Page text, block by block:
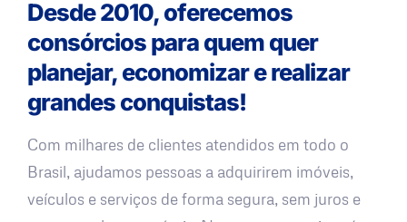
Desde 2010, oferecemos
consórcios para quem quer
planejar, economizar e realizar
grandes conquistas!
Com milhares de clientes atendidos em todo o
Brasil, ajudamos pessoas a adquirirem imóveis,
veículos e serviços de forma segura, sem juros e